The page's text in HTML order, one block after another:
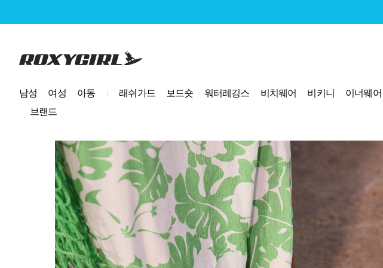
로고
남성 여성 아동 래쉬가드 보드숏 워터레깅스 비치웨어 비키니 이너웨어
브랜드